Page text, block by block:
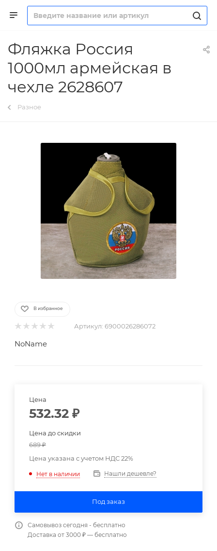
Фляжка Россия
1000мл армейская в
чехле 2628607
Разное
В избранное
Артикул: 6900026286072
NoName
Цена
532.32 ₽
Цена до скидки
689₽
Цена указана с учетом НДС 22%
Нет в наличии Нашли дешевле?
Под заказ
Самовывоз сегодня - бесплатно
Доставка от 3000 ₽ — бесплатно